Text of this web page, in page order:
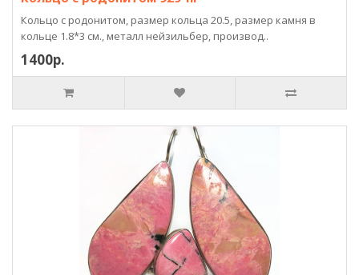
Кольцо с родонитом, размер кольца 20.5, размер камня в
кольце 1.8*3 см., металл нейзильбер, производ..
1400р.